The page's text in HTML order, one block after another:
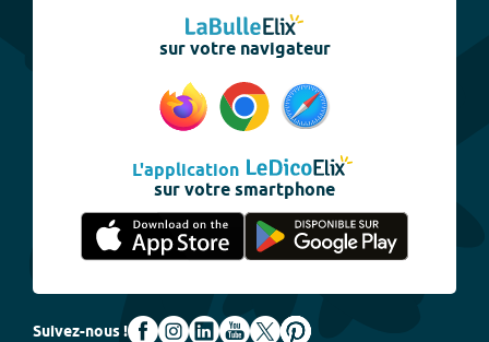
sur votre navigateur
L'application
sur votre smartphone
Suivez-nous !